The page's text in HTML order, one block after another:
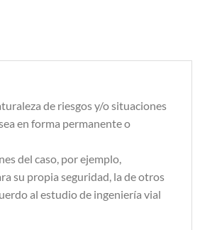
de riesgos y/o situaciones
en forma permanente o
del caso, por ejemplo,
su propia seguridad, la de otros
al estudio de ingeniería vial